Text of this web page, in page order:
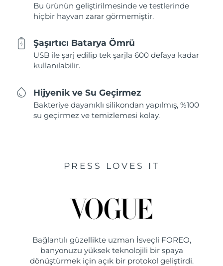
Bu ürünün geliştirilmesinde ve testlerinde
hiçbir hayvan zarar görmemiştir.
Şaşırtıcı Batarya Ömrü
USB ile şarj edilip tek şarjla 600 defaya kadar
kullanılabilir.
Hijyenik ve Su Geçirmez
Bakteriye dayanıklı silikondan yapılmış, %100
su geçirmez ve temizlemesi kolay.
PRESS LOVES IT
Bağlantılı güzellikte uzman İsveçli FOREO,
banyonuzu yüksek teknolojili bir spaya
dönüştürmek için açık bir protokol geliştirdi.